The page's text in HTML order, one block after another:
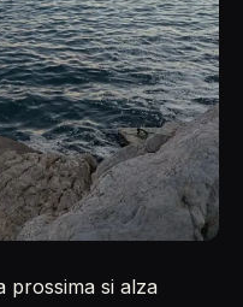
prossima si alza